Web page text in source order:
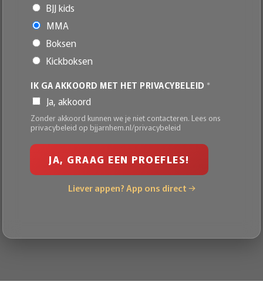
A
A
M
P
I
A
C
Y
B
E
E
D
BJJ kids
MMA
Boksen
Kickboksen
IK GA AKKOORD MET HET PRIVACYBELEID *
Ja, akkoord
Zonder akkoord kunnen we je niet contacteren. Lees ons
privacybeleid op bjjarnhem.nl/privacybeleid
JA, GRAAG EEN PROEFLES!
Liever appen? App ons direct →